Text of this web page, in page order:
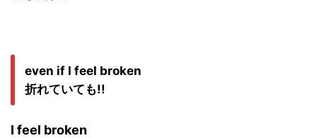
even if I feel broken
折れていても!!
I feel broken